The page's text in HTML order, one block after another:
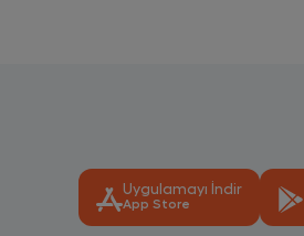
Uygulamayı İndir
App Store